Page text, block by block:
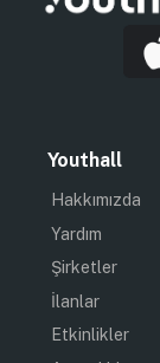
Youthall
Hakkımızda
Yardım
Şirketler
İlanlar
Etkinlikler